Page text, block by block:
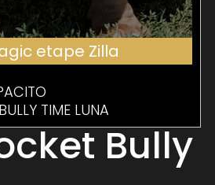
etape Zilla
TIME LUNA
Bully